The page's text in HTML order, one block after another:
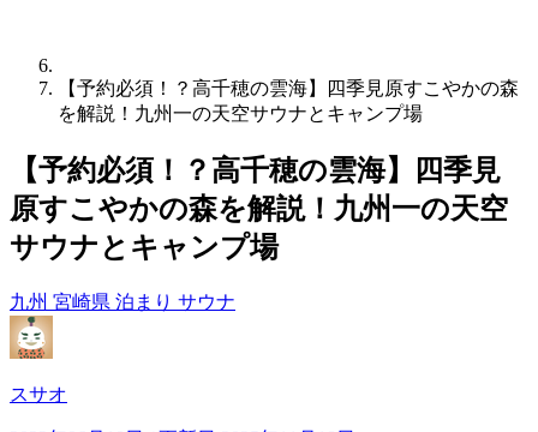
【予約必須！？高千穂の雲海】四季見原すこやかの森
を解説！九州一の天空サウナとキャンプ場
【予約必須！？高千穂の雲海】四季見
原すこやかの森を解説！九州一の天空
サウナとキャンプ場
九州 宮崎県 泊まり サウナ
スサオ